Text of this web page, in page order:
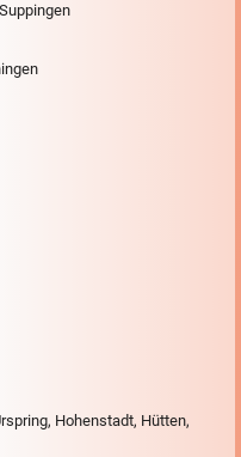
Hohenstadt, Hütten,